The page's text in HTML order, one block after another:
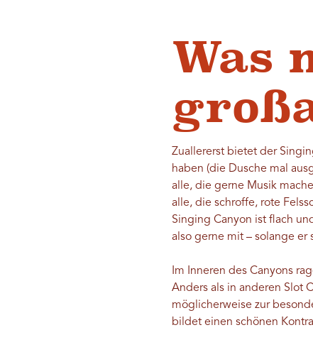
Was
Zuallererst bietet der
haben (die Dusche mal
alle, die gerne Musik
alle, die schroffe, rote
Singing Canyon ist flach
also gerne mit – solange er
Im Inneren des Canyons
Anders als in anderen Slot
möglicherweise zur
bildet einen schönen